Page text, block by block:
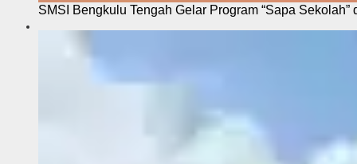
SMSI Bengkulu Tengah Gelar Program “Sapa